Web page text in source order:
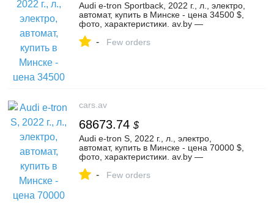
Audi e-tron Sportback, 2022 г., л., электро,
автомат, купить в Минске - цена 34500 $,
фото, характеристики. av.by —
№133993259
- Few orders
cars.av
68673.74 $
Audi e-tron S, 2022 г., л., электро,
автомат, купить в Минске - цена 70000 $,
фото, характеристики. av.by —
№127541356
- Few orders